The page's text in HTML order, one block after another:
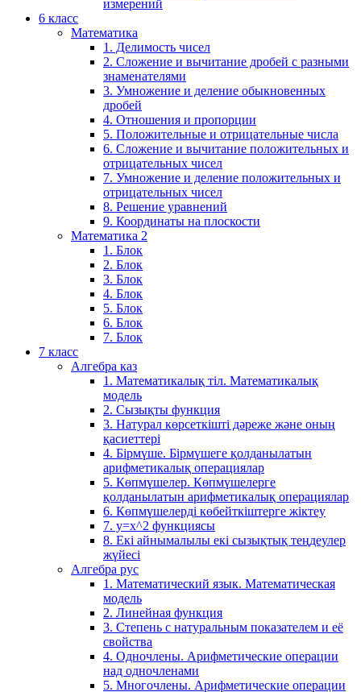
измерений
6 класс
Математика
1. Делимость чисел
2. Сложение и вычитание дробей с разными
знаменателями
3. Умножение и деление обыкновенных
дробей
4. Отношения и пропорции
5. Положительные и отрицательные числа
6. Сложение и вычитание положительных и
отрицательных чисел
7. Умножение и деление положительных и
отрицательных чисел
8. Решение уравнений
9. Координаты на плоскости
Математика 2
1. Блок
2. Блок
3. Блок
4. Блок
5. Блок
6. Блок
7. Блок
7 класс
Алгебра каз
1. Математикалық тіл. Математикалық
модель
2. Сызықты функция
3. Натурал көрсеткішті дәреже және оның
қасиеттері
4. Бірмүше. Бірмүшеге қолданылатын
арифметикалық операциялар
5. Көпмүшелер. Көпмүшелерге
қолданылатын арифметикалық операциялар
6. Көпмүшелерді көбейткіштерге жіктеу
7. у=х^2 функциясы
8. Екі айнымалылы екі сызықтық теңдеулер
жүйесі
Алгебра рус
1. Математический язык. Математическая
модель
2. Линейная функция
3. Степень с натуральным показателем и её
свойства
4. Одночлены. Арифметические операции
над одночленами
5. Многочлены. Арифметические операции